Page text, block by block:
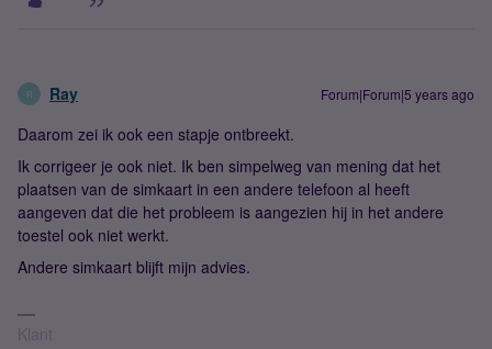
R Ray Forum|Forum|5 years ago
Daarom zei ik ook een stapje ontbreekt.
Ik corrigeer je ook niet. Ik ben simpelweg van mening dat het
plaatsen van de simkaart in een andere telefoon al heeft
aangeven dat die het probleem is aangezien hij in het andere
toestel ook niet werkt.
Andere simkaart blijft mijn advies.
Klant